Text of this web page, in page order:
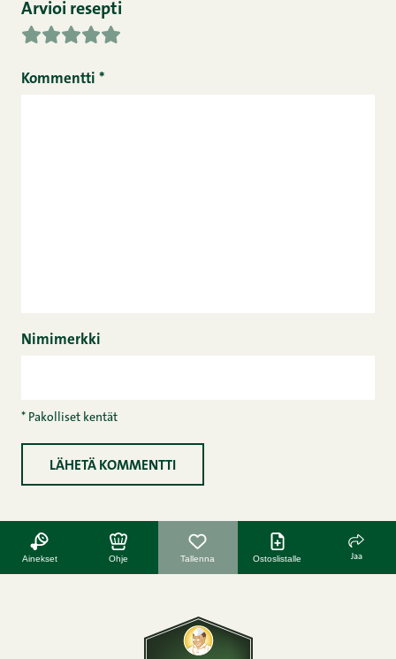
Arvioi resepti
Kommentti *
Nimimerkki
* Pakolliset kentät
Ainekset Ohje Tallenna Ostoslistalle Jaa